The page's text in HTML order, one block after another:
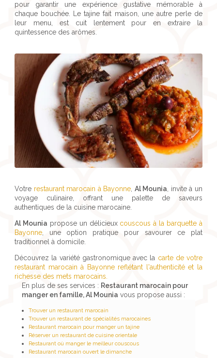
pour garantir une expérience gustative mémorable à
chaque bouchée. Le tajine fait maison, une autre perle de
leur menu, est cuit lentement pour en extraire la
quintessence des arômes.
Votre restaurant marocain à Bayonne Al Mounia , invite à un
voyage culinaire, offrant une palette de saveurs
authentiques de la cuisine marocaine.
Al Mounia propose un délicieux couscous à la barquette à
Bayonne , une option pratique pour savourer ce plat
traditionnel à domicile.
Découvrez la variété gastronomique avec la carte de votre
restaurant marocain à Bayonne reflétant l'authenticité et la
richesse des mets marocains.
En plus de ses services : Restaurant marocain pour
manger en famille, Al Mounia vous propose aussi :
Trouver un restaurant marocain
Trouver un restaurant de spécialités marocaines
Restaurant marocain pour manger un tajine
Réserver un restaurant de cuisine orientale
Restaurant où manger le meilleur couscous
Restaurant marocain ouvert le dimanche